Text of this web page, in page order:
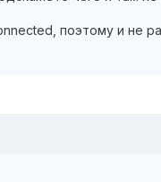
поэтому и не